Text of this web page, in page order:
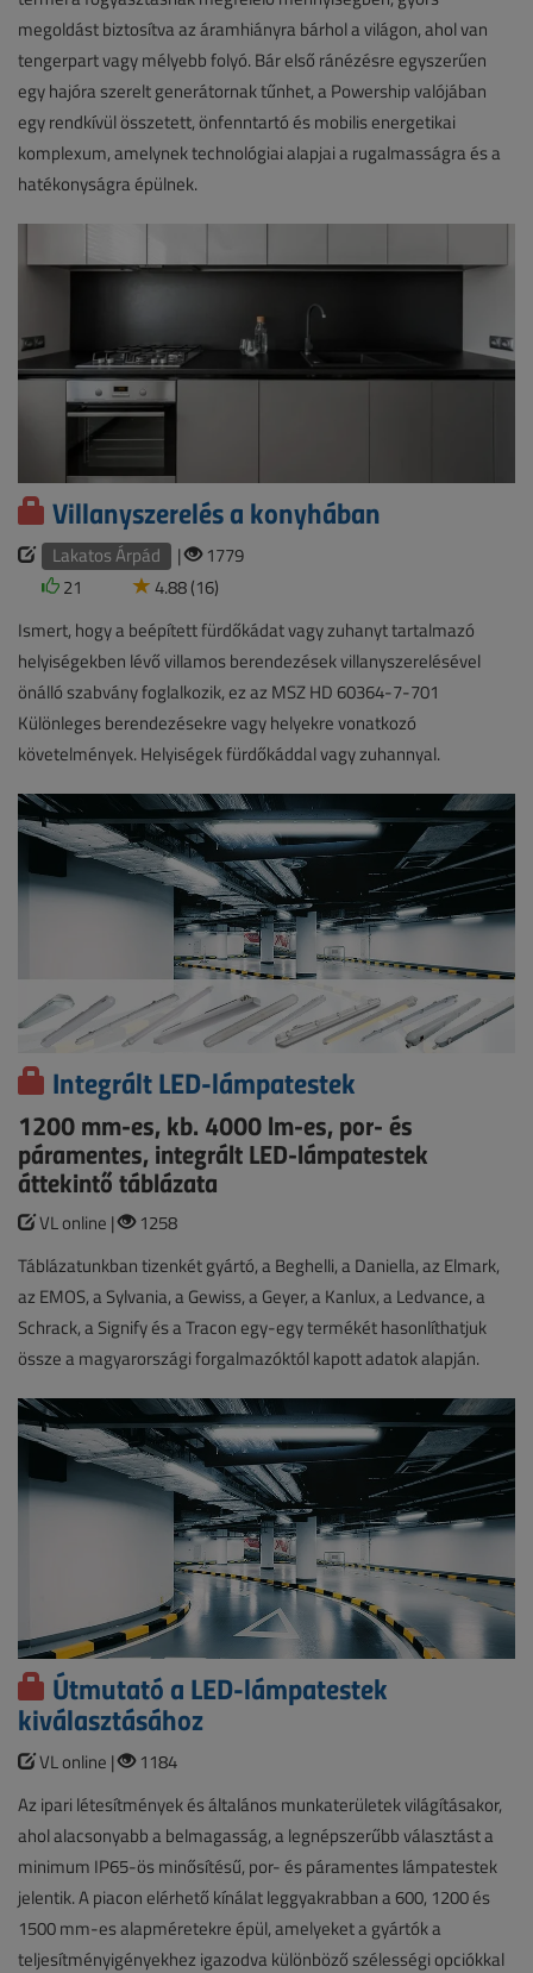
megoldást biztosítva az áramhiányra bárhol a világon, ahol van
tengerpart vagy mélyebb folyó. Bár első ránézésre egyszerűen
egy hajóra szerelt generátornak tűnhet, a Powership valójában
egy rendkívül összetett, önfenntartó és mobilis energetikai
komplexum, amelynek technológiai alapjai a rugalmasságra és a
hatékonyságra épülnek.
Villanyszerelés a konyhában
Lakatos Árpád |
1779
21
4.88 (16)
Ismert, hogy a beépített fürdőkádat vagy zuhanyt tartalmazó
helyiségekben lévő villamos berendezések villanyszerelésével
önálló szabvány foglalkozik, ez az MSZ HD 60364-7-701
Különleges berendezésekre vagy helyekre vonatkozó
követelmények. Helyiségek fürdőkáddal vagy zuhannyal.
Integrált LED-lámpatestek
1200 mm-es, kb. 4000 lm-es, por- és
páramentes, integrált LED-lámpatestek
áttekintő táblázata
VL online |
1258
Táblázatunkban tizenkét gyártó, a Beghelli, a Daniella, az Elmark,
az EMOS, a Sylvania, a Gewiss, a Geyer, a Kanlux, a Ledvance, a
Schrack, a Signify és a Tracon egy-egy termékét hasonlíthatjuk
össze a magyarországi forgalmazóktól kapott adatok alapján.
Útmutató a LED-lámpatestek
kiválasztásához
VL online |
1184
Az ipari létesítmények és általános munkaterületek világításakor,
ahol alacsonyabb a belmagasság, a legnépszerűbb választást a
minimum IP65-ös minősítésű, por- és páramentes lámpatestek
jelentik. A piacon elérhető kínálat leggyakrabban a 600, 1200 és
1500 mm-es alapméretekre épül, amelyeket a gyártók a
teljesítményigényekhez igazodva különböző szélességi opciókkal